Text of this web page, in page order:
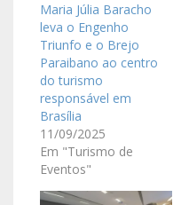
Maria Júlia Baracho
leva o Engenho
Triunfo e o Brejo
Paraibano ao centro
do turismo
responsável em
Brasília
11/09/2025
Em "Turismo de
Eventos"